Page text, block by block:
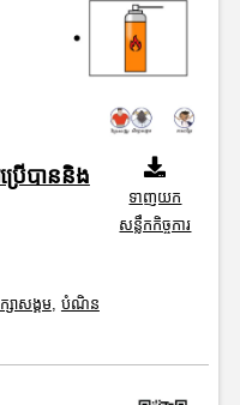
រើបាននិង
សាសង្គម, បំណិន
ទាញយក
សន្លឹកកិច្ចការ